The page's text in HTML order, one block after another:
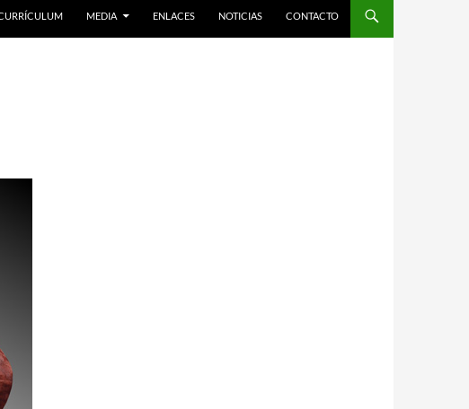
MEDIA ENLACES NOTICIAS CONTACTO